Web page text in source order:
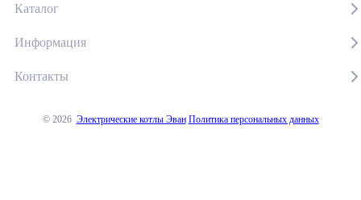
Каталог
Информация
Контакты
© 2026 Электрические котлы Эван Политика персональных данных